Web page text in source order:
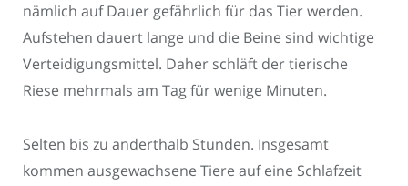
nämlich auf Dauer gefährlich für das Tier werden.
Aufstehen dauert lange und die Beine sind wichtige
Verteidigungsmittel. Daher schläft der tierische
Riese mehrmals am Tag für wenige Minuten.
Selten bis zu anderthalb Stunden. Insgesamt
kommen ausgewachsene Tiere auf eine Schlafzeit